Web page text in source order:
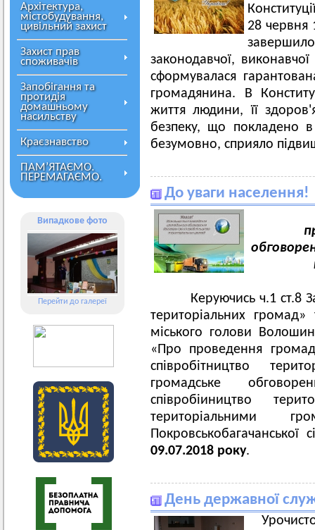
Архітектура,
містобудування,
цивільний захист
Захист прав
споживачів
Запобігання та
протидія
домашньому
насильству
Краєзнавство
ПАМ’ЯТАЄМО.
ПЕРЕМАГАЄМО.
Випадкове фото
Перейти до галереї
28 червня
законодавчої,
сформувалася
громадянина. В
життя людини, її
безпеку, що покладено
безумовно, сприяло
До уваги населення!
Керуючись ч.1 ст.8
територіальних
міського голови
«Про проведення
співробітництво
громадське
співробіиництво
територіальними
Покровськобагачанської
09.07.2018 року.
День державної